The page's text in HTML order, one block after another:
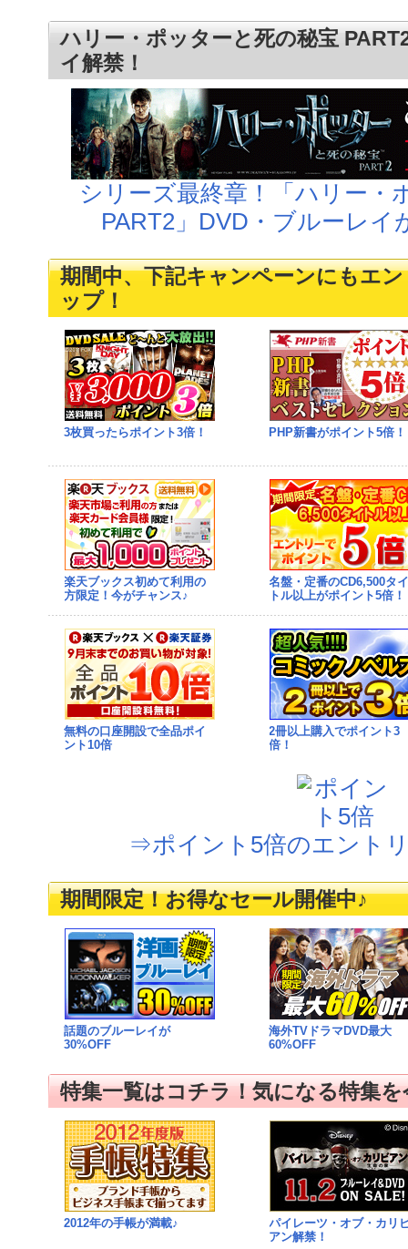
ハリー・ポッターと死の秘宝
イ解禁！
シリーズ最終章！「ハリー・
PART2」DVD・ブルーレイ
期間中、下記キャンペーンにもエ
ップ！
3枚買ったらポイント3倍！ PHP新書がポイント5倍！
楽天ブックス初めて利用の
方限定！今がチャンス♪
名盤・定番のCD6,500タ
トル以上がポイント5倍！
無料の口座開設で全品ポイ
ント10倍
2冊以上購入でポイント3
倍！
⇒ポイント5倍のエント
期間限定！お得なセール開催中♪
話題のブルーレイが
30%OFF
海外TVドラマDVD最大
60%OFF
特集一覧はコチラ！気になる特集
2012年の手帳が満載♪
パイレーツ・オブ・カリ
アン解禁！